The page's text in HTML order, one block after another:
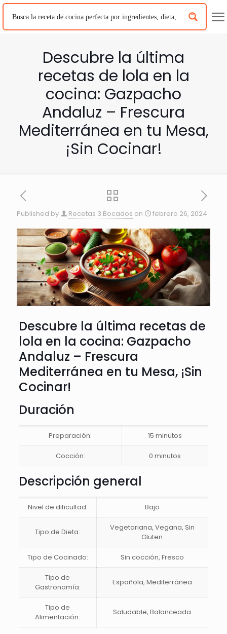
Descubre la última
recetas de lola en la
cocina: Gazpacho
Andaluz – Frescura
Mediterránea en tu Mesa,
¡Sin Cocinar!
Published by Recetas 3 Bocados on febrero 26, 2024
Descubre la última recetas de
lola en la cocina: Gazpacho
Andaluz – Frescura
Mediterránea en tu Mesa, ¡Sin
Cocinar!
Duración
Preparación: 15 minutos
Cocción: 0 minutos
Descripción general
Nivel de dificultad: Bajo
Tipo de Dieta:
Vegetariana, Vegana, Sin
Gluten
Tipo de Cocinado: Sin cocción, Fresco
Tipo de
Gastronomía:
Española, Mediterránea
Tipo de
Alimentación:
Saludable, Balanceada